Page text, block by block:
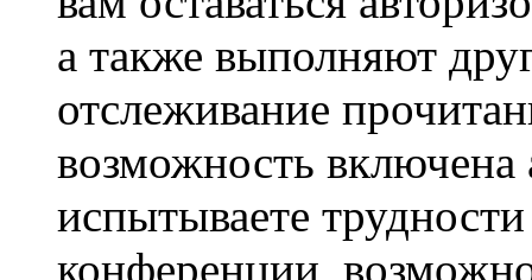
а также выполняют
отслеживание
возможность
испытываете
конференции,